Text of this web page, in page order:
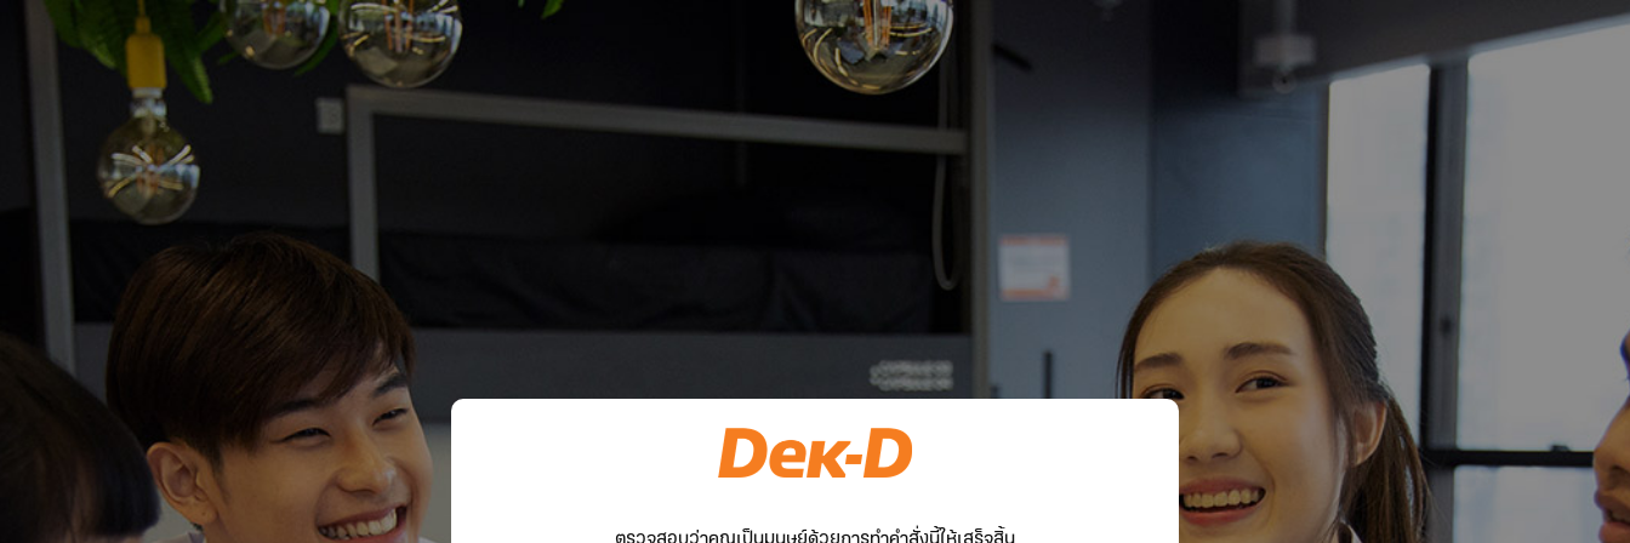
ตรวจสอบว่าคุณเป็นมนุษย์ด้วยการทำคำสั่งนี้ให้เสร็จสิ้น